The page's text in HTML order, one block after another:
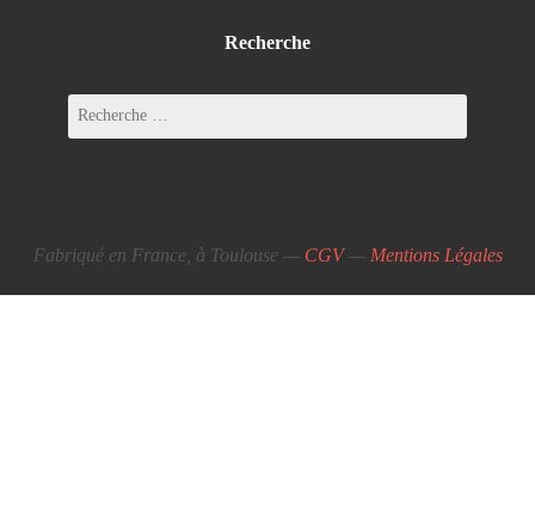
Recherche
Fabriqué en France, à Toulouse — CGV— Mentions Légales